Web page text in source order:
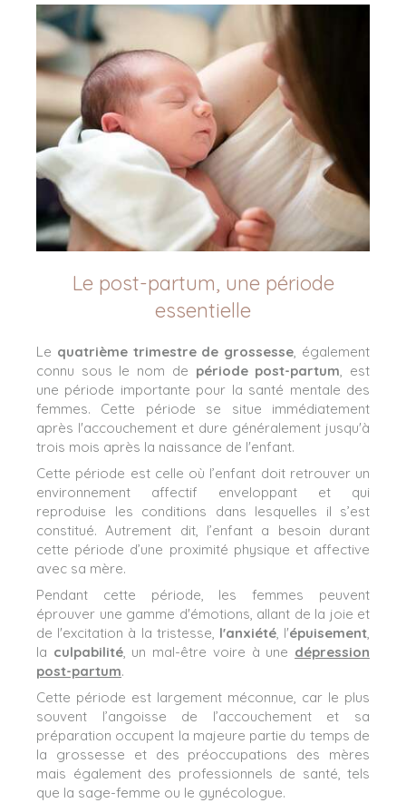
Le post-partum, une période
essentielle
Le quatrième trimestre de grossesse, également
connu sous le nom de période post-partum, est
une période importante pour la santé mentale des
femmes. Cette période se situe immédiatement
après l'accouchement et dure généralement jusqu'à
trois mois après la naissance de l'enfant.
Cette période est celle où l’enfant doit retrouver un
environnement affectif enveloppant et qui
reproduise les conditions dans lesquelles il s’est
constitué. Autrement dit, l’enfant a besoin durant
cette période d’une proximité physique et affective
avec sa mère.
Pendant cette période, les femmes peuvent
éprouver une gamme d'émotions, allant de la joie et
de l'excitation à la tristesse, l'anxiété, l'épuisement,
la culpabilité, un mal-être voire à une dépression
post-partum.
Cette période est largement méconnue, car le plus
souvent l’angoisse de l’accouchement et sa
préparation occupent la majeure partie du temps de
la grossesse et des préoccupations des mères
mais également des professionnels de santé, tels
que la sage-femme ou le gynécologue.